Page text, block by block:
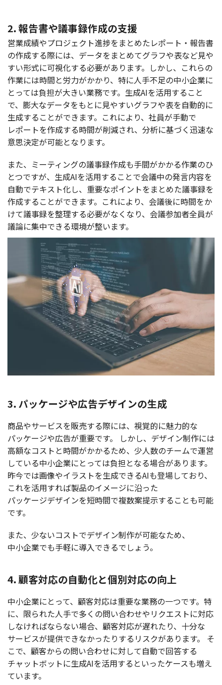
2. 報告書や議事録作成の支援
営業成績やプロジェクト進捗をまとめたレポート・ 報告書
の作成する際には、 データをまとめてグラフや表など見や
すい形式に可視化する必要があります。しかし、これらの
作業には時間と労力がかかり、特に人手不足の中小企業に
とっては負担が大きい業務です。 生成AIを活用すること
で、 膨大なデータをもとに見やすいグラフや表を自動的に
生成することができます。これにより、 社員が手動で
レポートを作成する時間が削減され、 分析に基づく 迅速な
意思決定が可能となります。
また、 ミーティングの議事録作成も手間がかかる作業のひ
とつですが、 生成AIを活用することで会議中の発言内容を
自動でテキスト化し、 重要なポイントをまとめた議事録を
作成することができます。これにより、 会議後に時間をか
けて議事録を整理する必要がなくなり、 会議参加者全員が
議論に集中できる環境が整います。
3. パッケージや広告デザインの生成
商品やサービスを販売する際には、 視覚的に魅力的な
パッケージや広告が重要です。 しかし、 デザイン制作には
高額なコスト と時間がかかるため、 少人数のチームで運営
している中小企業にとっては負担となる場合があります。
昨今では画像やイラストを生成できるAIも登場しており、
これを活用すれば製品のイメージに沿った
パッケージデザインを短時間で複数案提示することも可能
です。
また、少ないコストでデザイン制作が可能なため、
中小企業でも手軽に導入できるでしょう。
4. 顧客対応の自動化と個別対応の向上
中小企業にとって、 顧客対応は重要な業務の一つです。特
に、限られた人手で多くの問い合わせやリクエストに対応
しなければならない場合、 顧客対応が遅れたり、 十分な
サービスが提供できなかったりする リスクがあります。
そ
こで、 顧客からの問い合わせに対して自動で回答する
チャットボットに生成AIを活用するといったケースも増え
ています。